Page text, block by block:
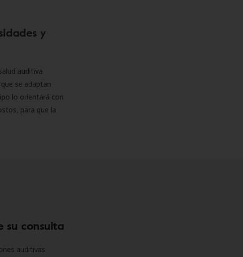
y
auditiva
se adaptan
lo orientará con
para que la
su consulta
auditivas